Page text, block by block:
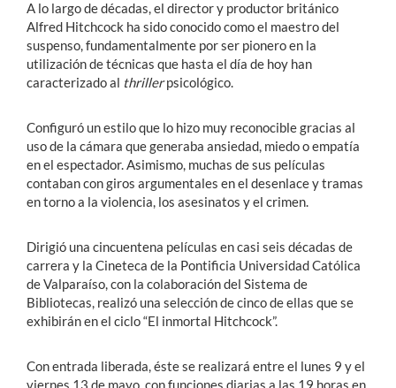
English
A lo largo de décadas, el director y productor británico
Alfred Hitchcock ha sido conocido como el maestro del
suspenso, fundamentalmente por ser pionero en la
utilización de técnicas que hasta el día de hoy han
caracterizado al thrillerpsicológico.
Configuró un estilo que lo hizo muy reconocible gracias al
uso de la cámara que generaba ansiedad, miedo o empatía
en el espectador. Asimismo, muchas de sus películas
contaban con giros argumentales en el desenlace y tramas
en torno a la violencia, los asesinatos y el crimen.
Dirigió una cincuentena películas en casi seis décadas de
carrera y la Cineteca de la Pontificia Universidad Católica
de Valparaíso, con la colaboración del Sistema de
Bibliotecas, realizó una selección de cinco de ellas que se
exhibirán en el ciclo “El inmortal Hitchcock”.
Con entrada liberada, éste se realizará entre el lunes 9 y el
viernes 13 de mayo, con funciones diarias a las 19 horas en